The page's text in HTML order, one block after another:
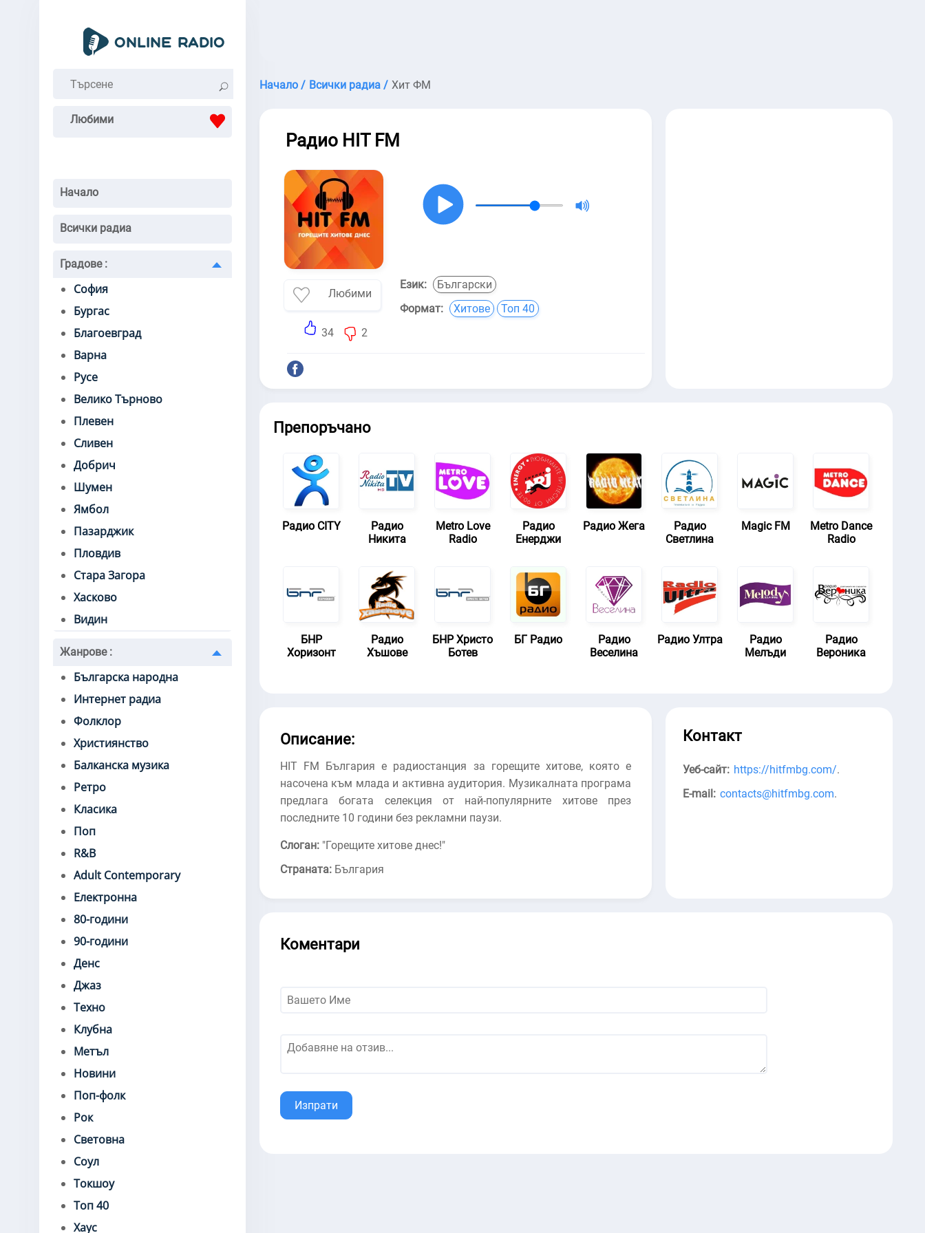
Любими
Начало
Всички радиа
Градове :
София
Бургас
Благоевград
Варна
Русе
Велико Търново
Плевен
Сливен
Добрич
Шумен
Ямбол
Пазарджик
Пловдив
Стара Загора
Хасково
Видин
Жанрове :
Българска народна
Интернет радиа
Фолклор
Християнство
Балканска музика
Ретро
Класика
Поп
R&B
Adult Contemporary
Електронна
80-години
90-години
Денс
Джаз
Техно
Клубна
Метъл
Новини
Поп-фолк
Рок
Световна
Соул
Токшоу
Топ 40
Хаус
Начало / Всички радиа / Хит ФМ
Радио HIT FM
Любими
34 2
Език:
Български
Формат:
Хитове Топ 40
Препоръчано
Радио CITY
Радио
Никита
Metro Love
Radio
Радио
Енерджи
Радио Жега
Радио
Светлина
Magic FM
Metro Dance
Radio
БНР
Хоризонт
Радио
Хъшове
БНР Христо
Ботев
БГ Радио
Радио
Веселина
Радио Ултра
Радио
Мелъди
Радио
Вероника
Описание:
HIT FM България е радиостанция за горещите хитове, която е
насочена към млада и активна аудитория. Музикалната програма
предлага богата селекция от най-популярните хитове през
последните 10 години без рекламни паузи.
Слоган: "Горещите хитове днес!"
Страната: България
Контакт
Уеб-сайт: https://hitfmbg.com/.
E-mail: contacts@hitfmbg.com.
Коментари
Изпрати